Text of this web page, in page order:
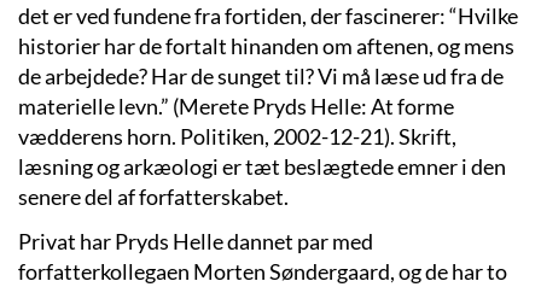
det er ved fundene fra fortiden, der fascinerer: “Hvilke
historier har de fortalt hinanden om aftenen, og mens
de arbejdede? Har de sunget til? Vi må læse ud fra de
materielle levn.” (Merete Pryds Helle: At forme
vædderens horn. Politiken, 2002-12-21). Skrift,
læsning og arkæologi er tæt beslægtede emner i den
senere del af forfatterskabet.
Privat har Pryds Helle dannet par med
forfatterkollegaen Morten Søndergaard, og de har to